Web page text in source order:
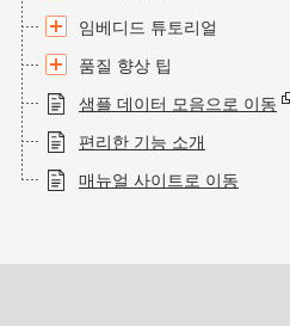
임베디드 튜토리얼
품질 향상 팁
샘플 데이터 모음으로 이동
편리한 기능 소개
매뉴얼 사이트로 이동